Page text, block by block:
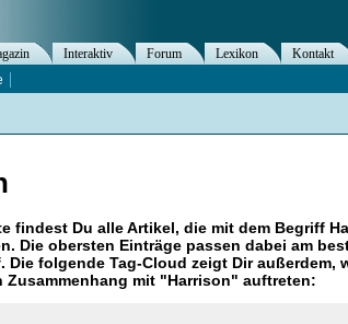
findest Du alle Artikel, die mit dem Begriff
Die obersten Einträge passen dabei am
Die folgende Tag-Cloud zeigt Dir außerdem,
Zusammenhang mit "Harrison" auftreten:
Interaktiv Forum Lexikon
Kontakt